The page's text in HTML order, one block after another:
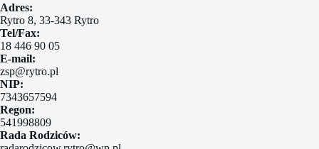
Adres:
Rytro 8, 33-343 Rytro
Tel/Fax:
18 446 90 05
E-mail:
zsp@rytro.pl
NIP:
7343657594
Regon:
541998809
Rada Rodziców: